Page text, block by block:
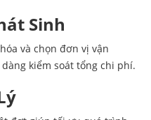
Sinh
và chọn đơn vị vận
kiểm soát tổng chi phí.